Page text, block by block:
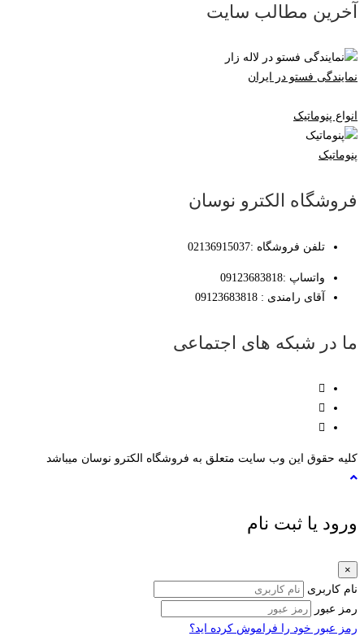
آخرین مطالب سایت
نمایندگی فستو در ایران
انواع پنوماتیک
پنوماتیک
فروشگاه الکترو نوسان
تلفن فروشگاه :02136915037
واتساپ :09123683818
آقای رامندی : 09123683818
ما در شبکه های اجتماعی
کلیه حقوق این وب سایت متعلق به فروشگاه الکترو نوسان میباشد
ورود یا ثبت نام
×
نام کاربری
رمز عبور
رمز عبور خود را فراموش کرده اید؟